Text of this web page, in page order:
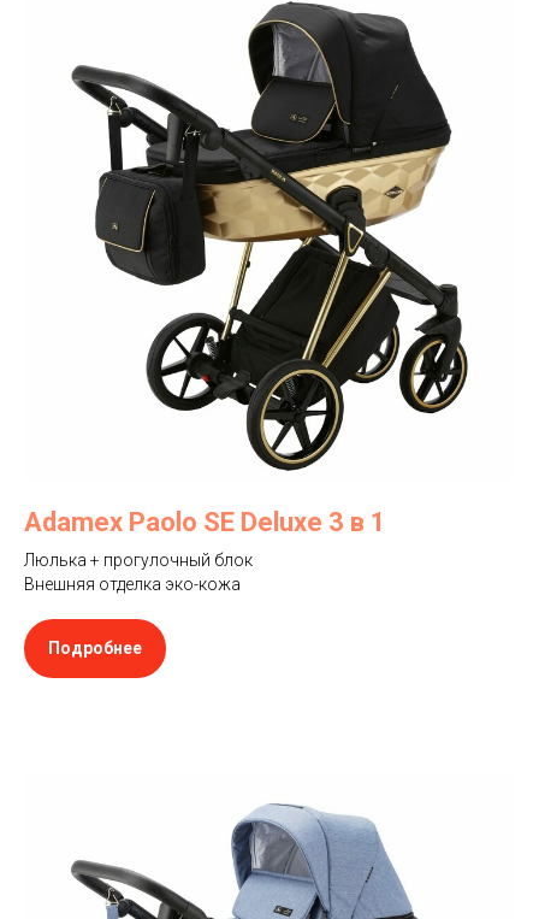
Adamex Paolo SE Deluxe 3 в 1
Люлька + прогулочный блок
Внешняя отделка эко-кожа
Подробнее